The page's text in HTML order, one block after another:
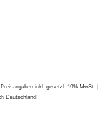
inkl. gesetzl. 19% MwSt. |
Deutschland!